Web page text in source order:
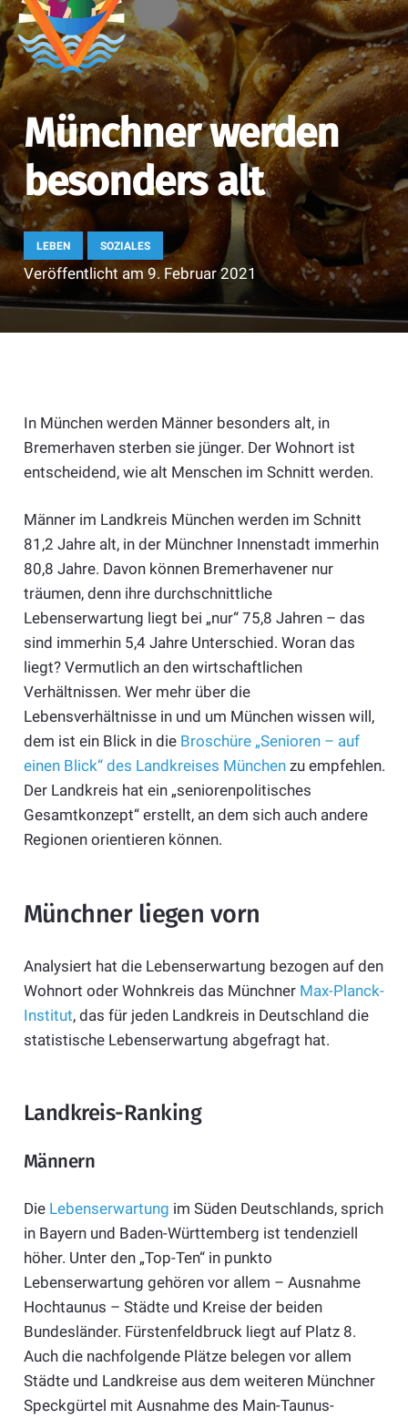
Münchner werden
besonders alt
LEBEN SOZIALES
Veröffentlicht am 9. Februar 2021
In München werden Männer besonders alt, in
Bremerhaven sterben sie jünger. Der Wohnort ist
entscheidend, wie alt Menschen im Schnitt werden.
Männer im Landkreis München werden im Schnitt
81,2 Jahre alt, in der Münchner Innenstadt immerhin
80,8 Jahre. Davon können Bremerhavener nur
träumen, denn ihre durchschnittliche
Lebenserwartung liegt bei „nur“ 75,8 Jahren – das
sind immerhin 5,4 Jahre Unterschied. Woran das
liegt? Vermutlich an den wirtschaftlichen
Verhältnissen. Wer mehr über die
Lebensverhältnisse in und um München wissen will,
dem ist ein Blick in die Broschüre „Senioren – auf
einen Blick“ des Landkreises Münchenzu empfehlen.
Der Landkreis hat ein „seniorenpolitisches
Gesamtkonzept“ erstellt, an dem sich auch andere
Regionen orientieren können.
Münchner liegen vorn
Analysiert hat die Lebenserwartung bezogen auf den
Wohnort oder Wohnkreis das Münchner Max-Planck-
Institut, das für jeden Landkreis in Deutschland die
statistische Lebenserwartung abgefragt hat.
Landkreis-Ranking
Männern
Die Lebenserwartung im Süden Deutschlands, sprich
in Bayern und Baden-Württemberg ist tendenziell
höher. Unter den „Top-Ten“ in punkto
Lebenserwartung gehören vor allem – Ausnahme
Hochtaunus – Städte und Kreise der beiden
Bundesländer. Fürstenfeldbruck liegt auf Platz 8.
Auch die nachfolgende Plätze belegen vor allem
Städte und Landkreise aus dem weiteren Münchner
Speckgürtel mit Ausnahme des Main-Taunus-